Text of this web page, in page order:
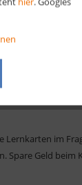
im
Spare Geld beim